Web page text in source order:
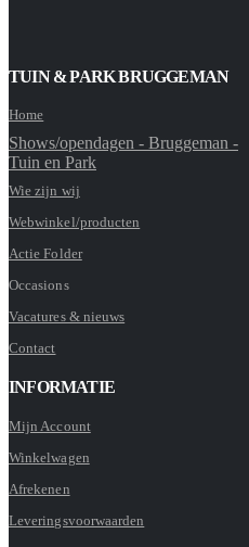
TUIN & PARK BRUGGEMAN
Home
Shows/opendagen - Bruggeman -
Tuin en Park
Wie zijn wij
Webwinkel/producten
Actie Folder
Occasions
Vacatures & nieuws
Contact
INFORMATIE
Mijn Account
Winkelwagen
Afrekenen
Leveringsvoorwaarden